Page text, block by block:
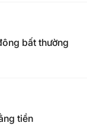
bất thường
tiền